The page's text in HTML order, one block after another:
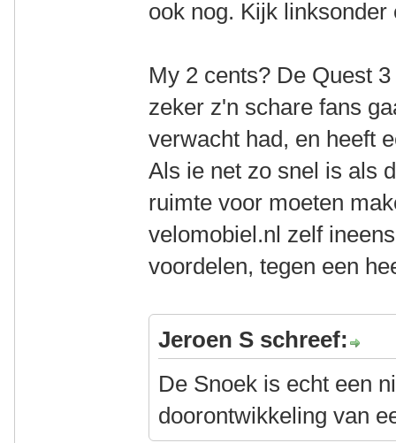
ook nog. Kijk
My 2 cents? De Quest
zeker z'n schare fans
verwacht had, en heeft
Als ie net zo snel is als
ruimte voor moeten
velomobiel.nl zelf
voordelen, tegen een
Jeroen S schreef:
De Snoek is echt een
doorontwikkeling van